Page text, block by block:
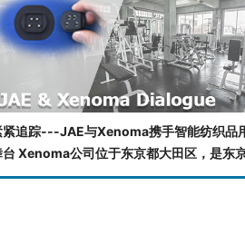
紧追踪---JAE与Xenoma携手智能纺织品
台 Xenoma公司位于东京都大田区，是东